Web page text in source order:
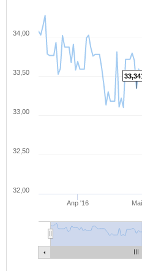
Апр '16
32,00
32,50
33,00
33,50
34,00